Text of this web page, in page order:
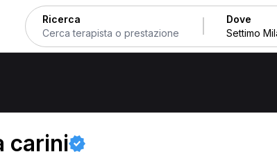
Ricerca Dove
pediatrico a Settimo Milanese
carini